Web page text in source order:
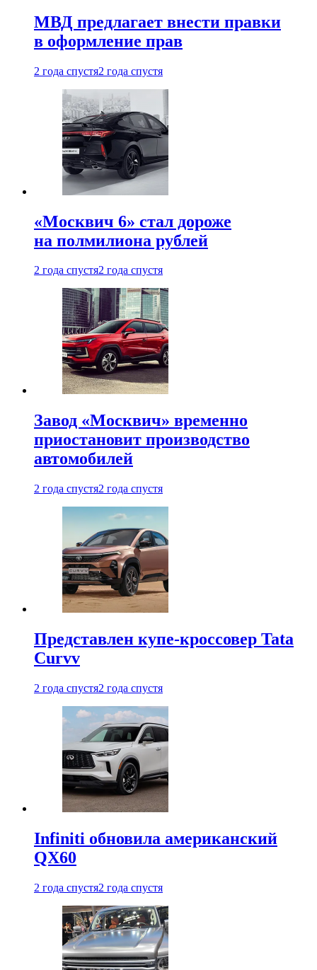
МВД предлагает внести правки
в оформление прав
2 года спустя2 года спустя
«Москвич 6» стал дороже
на полмилиона рублей
2 года спустя2 года спустя
Завод «Москвич» временно
приостановит производство
автомобилей
2 года спустя2 года спустя
Представлен купе-кроссовер Tata
Curvv
2 года спустя2 года спустя
Infiniti обновила американский
QX60
2 года спустя2 года спустя